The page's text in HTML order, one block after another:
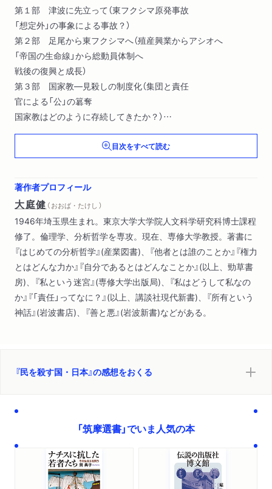
第１部 津波に先立って（東フクシマ原発事故
「想定外」の事象による事故？）
第２部 足尾から東フクシマへ（殖産興業からアシオへ
「帝国の生命線」から総動員体制へ
戦後の復興と成長）
第３部 国家教―見殺しの制度化（集団と責任
官による「公」の簒奪
国家教はどのように存続してきたか？）
国家教に膝を屈しないために…
目次をすべて読む
著作者プロフィール
大庭健 （ おおば・たけし ）
1946年埼玉県生まれ。東京大学大学院人文科学研究科博士課程
修了。倫理学、分析哲学を専攻。現在、専修大学教授。著書に
『はじめての分析哲学』(産業図書)、『他者とは誰のことか』『権力
とはどんな力か』『自分であるとはどんなことか』(以上、勁草書
房)、『私という迷宮』(専修大学出版局)、『私はどうして私なの
か』『「責任」ってなに？』(以上、講談社現代新書)、『所有という
神話』(岩波書店)、『善と悪』(岩波新書)などがある。
『民を殺す国・日本』の感想をおくる
「筑摩選書」でいま人気の本